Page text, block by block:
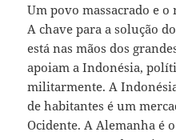
Um povo massacrado e
A chave para a solução
está nas mãos dos
apoiam a Indonésia,
militarmente. A
de habitantes é um
Ocidente. A Alemanha é